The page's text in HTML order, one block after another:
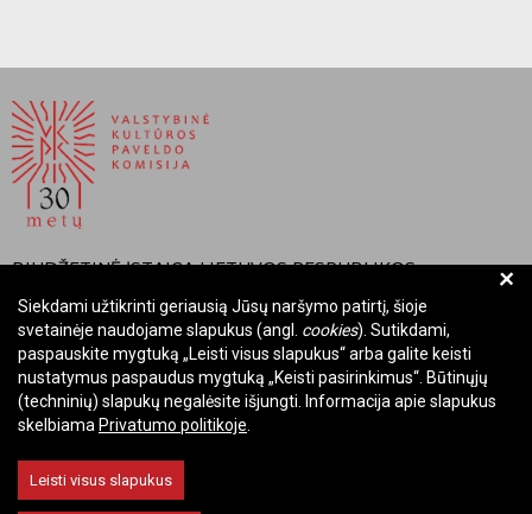
BIUDŽETINĖ ĮSTAIGA LIETUVOS RESPUBLIKOS
VALSTYBINĖ KULTŪROS PAVELDO KOMISIJA
Įmonės kodas: Juridinių asmenų registre 288700520
Adresas: Rūdninkų g. 13, 01135 Vilnius
Telefonas: +370 699 13972
El. paštas: komisija@vkpk.lt
+
Siekdami užtikrinti geriausią Jūsų naršymo patirtį, šioje
svetainėje naudojame slapukus (angl. cookies). Sutikdami,
paspauskite mygtuką „Leisti visus slapukus“ arba galite keisti
nustatymus paspaudus mygtuką „Keisti pasirinkimus“. Būtinųjų
(techninių) slapukų negalėsite išjungti. Informacija apie slapukus
skelbiama Privatumo politikoje
Leisti visus slapukus